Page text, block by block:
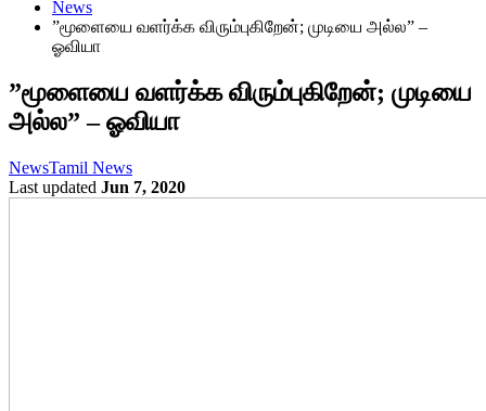
News
”மூளையை வளர்க்க விரும்புகிறேன்; முடியை அல்ல” –
ஓவியா
”மூளையை வளர்க்க விரும்புகிறேன்; முடியை
அல்ல” – ஓவியா
NewsTamil News
Last updated Jun 7, 2020